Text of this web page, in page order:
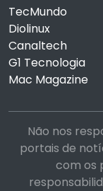
TecMundo
Diolinux
Canaltech
G1 Tecnologia
Mac Magazine
Não nos
portais de
com os